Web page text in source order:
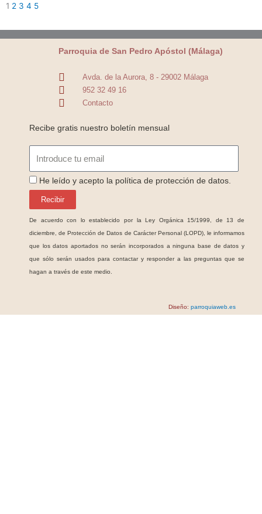
1 2 3 4 5
Parroquia de San Pedro Apóstol (Málaga)
Avda. de la Aurora, 8 - 29002 Málaga
952 32 49 16
Contacto
Recibe gratis nuestro boletín mensual
ProteccionDatos
He leído y acepto la política de protección de datos.
Recibir
De acuerdo con lo establecido por la Ley Orgánica 15/1999, de 13 de
diciembre, de Protección de Datos de Carácter Personal (LOPD), le informamos
que los datos aportados no serán incorporados a ninguna base de datos y
que sólo serán usados para contactar y responder a las preguntas que se
hagan a través de este medio.
Diseño: parroquiaweb.es